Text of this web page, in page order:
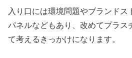
入り口には環境問題やブランドス
パネルなどもあり、改めてプラス
て考えるきっかけになります。